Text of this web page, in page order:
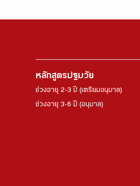
หลักสูตรปฐมวัย
ช่วงอายุ 2-3 ปี (เตรียมอนุบาล)
ช่วงอายุ 3-6 ปี (อนุบาล)